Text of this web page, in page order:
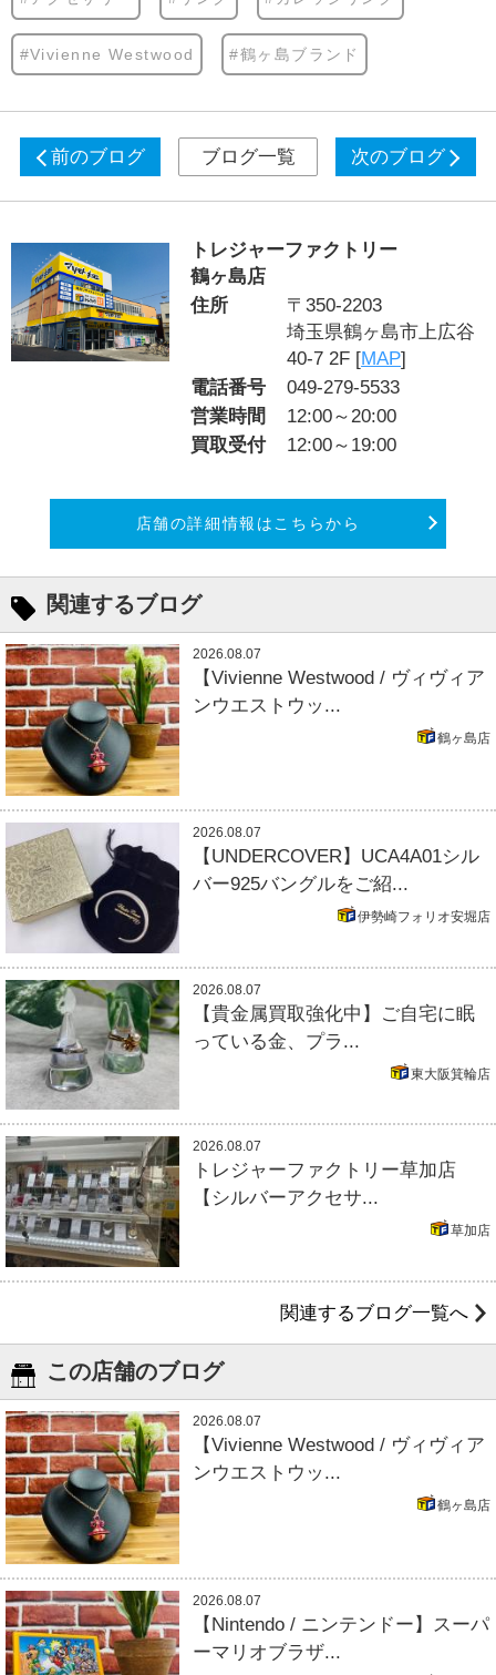
#Vivienne Westwood #鶴ヶ島ブランド
前のブログ ブログ一覧 次のブログ
トレジャーファクトリー
鶴ヶ島店
住所
〒350-2203
埼玉県鶴ヶ島市上広谷
40-7 2F [MAP]
電話番号
049-279-5533
営業時間
12:00～20:00
買取受付
12:00～19:00
店舗の詳細情報はこちらから
関連するブログ
2026.08.07
【Vivienne Westwood / ヴィヴィア
ンウエストウッ...
鶴ヶ島店
2026.08.07
【UNDERCOVER】UCA4A01シル
バー925バングルをご紹...
伊勢崎フォリオ安堀店
2026.08.07
【貴金属買取強化中】ご自宅に眠
っている金、プラ...
東大阪箕輪店
2026.08.07
トレジャーファクトリー草加店
【シルバーアクセサ...
草加店
関連するブログ一覧へ
この店舗のブログ
2026.08.07
【Vivienne Westwood / ヴィヴィア
ンウエストウッ...
鶴ヶ島店
2026.08.07
【Nintendo / ニンテンドー】スーパ
ーマリオブラザ...